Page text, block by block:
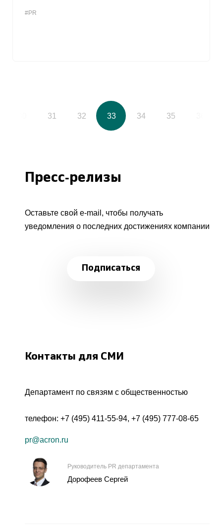
#PR
31 32 33 34 35
Пресс-релизы
Оставьте свой e-mail, чтобы получать
уведомления о последних достижениях компании
Подписаться
Контакты для СМИ
Департамент по связям с общественностью
телефон: +7 (495) 411-55-94, +7 (495) 777-08-65
pr@acron.ru
Руководитель PR департамента
Дорофеев Сергей